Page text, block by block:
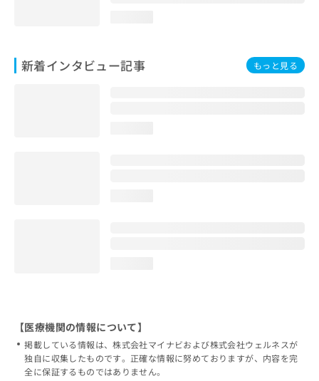
新着インタビュー記事 もっと見る
【医療機関の情報について】
掲載している情報は、株式会社マイナビおよび株式会社ウェルネスが
独自に収集したものです。正確な情報に努めておりますが、内容を完
全に保証するものではありません。